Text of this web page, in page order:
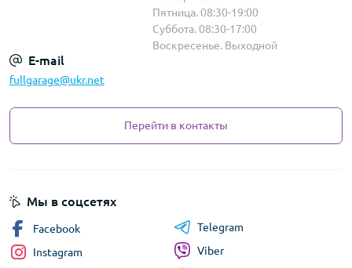
Пятница. 08:30-19:00
Суббота. 08:30-17:00
Воскресенье. Выходной
E-mail
fullgarage@ukr.net
Перейти в контакты
Мы в соцсетях
Facebook
Instagram
Telegram
Viber